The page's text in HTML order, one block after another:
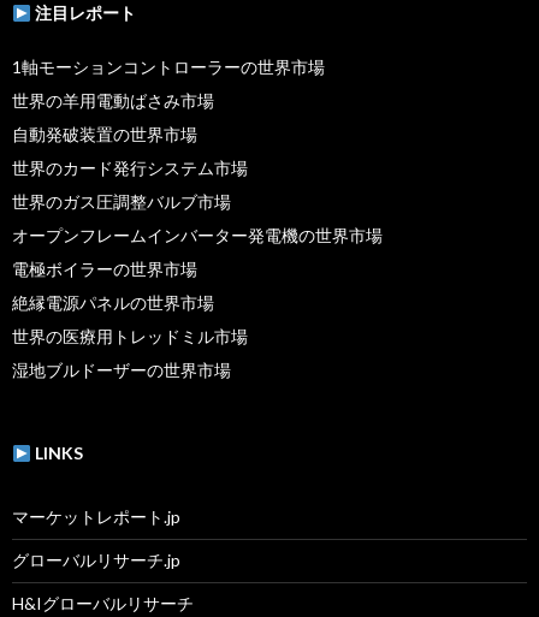
注目レポート
1軸モーションコントローラーの世界市場
世界の羊用電動ばさみ市場
自動発破装置の世界市場
世界のカード発行システム市場
世界のガス圧調整バルブ市場
オープンフレームインバーター発電機の世界市場
電極ボイラーの世界市場
絶縁電源パネルの世界市場
世界の医療用トレッドミル市場
湿地ブルドーザーの世界市場
LINKS
マーケットレポート.jp
グローバルリサーチ.jp
H&Iグローバルリサーチ